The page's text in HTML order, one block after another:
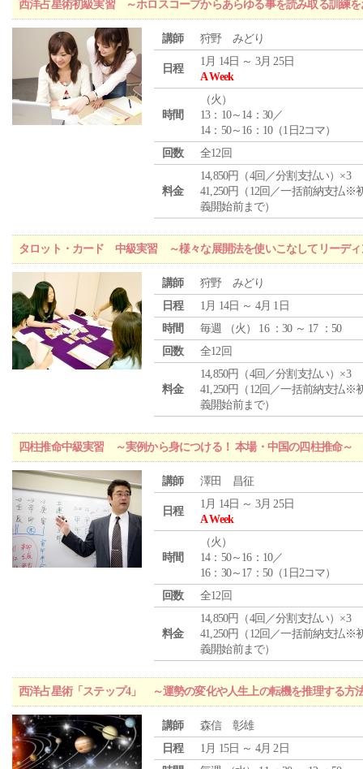
西洋占星術初級実習 ～ホロスコープからあらゆる事を読み取る訓練を
講師 狩野 みどり
日程
1月 14日 ～ 3月 25日
A Week
時間
（火 ）
13：10～14：30／
14：50～16：10（1日2コマ）
回数
全12回
料金
14,850円（4回／分割支払い）×3
41,250円（12回／一括前納支払※
義開始前まで）
タロット・カード 中級実習 ～様々な展開法を使いこなしてリーディ
講師
狩野 みどり
日程
1月 14日 ～ 4月 1日
時間
毎週 （火 ） 16 ：30 ～ 17 ：50
回数
全12回
料金
14,850円（4回／分割支払い）×3
41,250円（12回／一括前納支払※
義開始前まで）
四柱推命中級実習 ～実例から身につける！ 本場・中国の四柱推命～
講師 澤田 昌征
日程
1月 14日 ～ 3月 25日
A Week
時間
（火 ）
14：50～16：10／
16：30～17：50（1日2コマ）
回数
全12回
料金
14,850円（4回／分割支払い）×3
41,250円（12回／一括前納支払※
義開始前まで）
西洋占星術「ステップ4」 ～運勢の変化や人生上の転機を推理する方
講師
森信 彰雄
日程
1月 15日 ～ 4月 2日